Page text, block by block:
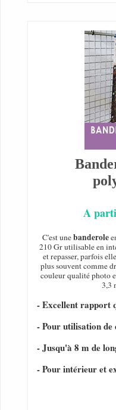
A
C'est unebanderole
210 Gr utilisable en
et repasser, parfois
plus souvent comme
couleur qualité photo
3,3
- Excellent rapport
- Pour utilisation de
- Jusqu'à 8 m de
- Pour intérieur et